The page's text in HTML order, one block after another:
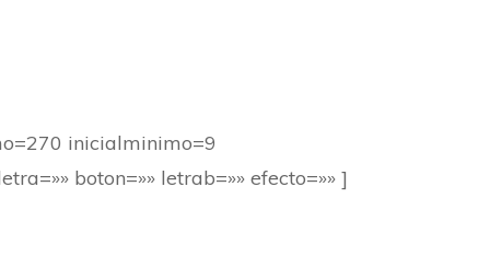
inicialminimo=9
boton=»» letrab=»» efecto=»» ]